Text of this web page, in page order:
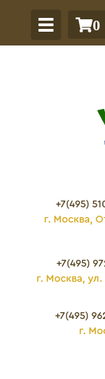
0
+7(495)
г. Москва,
+7(495)
г. Москва,
+7(495)
г.